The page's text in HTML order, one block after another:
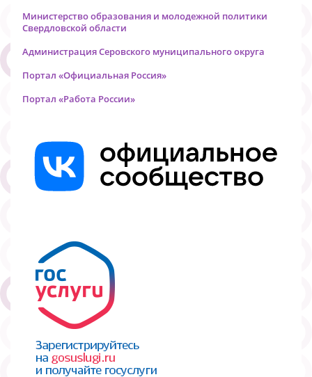
Министерство образования и молодежной политики
Свердловской области
Администрация Серовского муниципального округа
Портал «Официальная Россия»
Портал «Работа России»